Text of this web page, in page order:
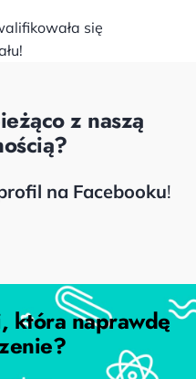
się
z naszą
na Facebooku!
która naprawdę